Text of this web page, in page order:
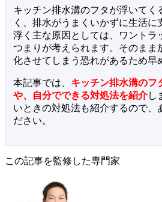
キッチン排水溝のフタが浮いてく
く、排水がうまくいかずに生活に
浮く主な原因としては、ワントラ
つまりが考えられます。そのまま
化させてしまう恐れがあるため早
本記事では、 キッチン排水溝のフ
や、自分でできる対処法を紹介し
いときの対処法も紹介するので、
ださい。
この記事を監修した専門家